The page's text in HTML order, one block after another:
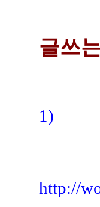
글쓰
1)
http://